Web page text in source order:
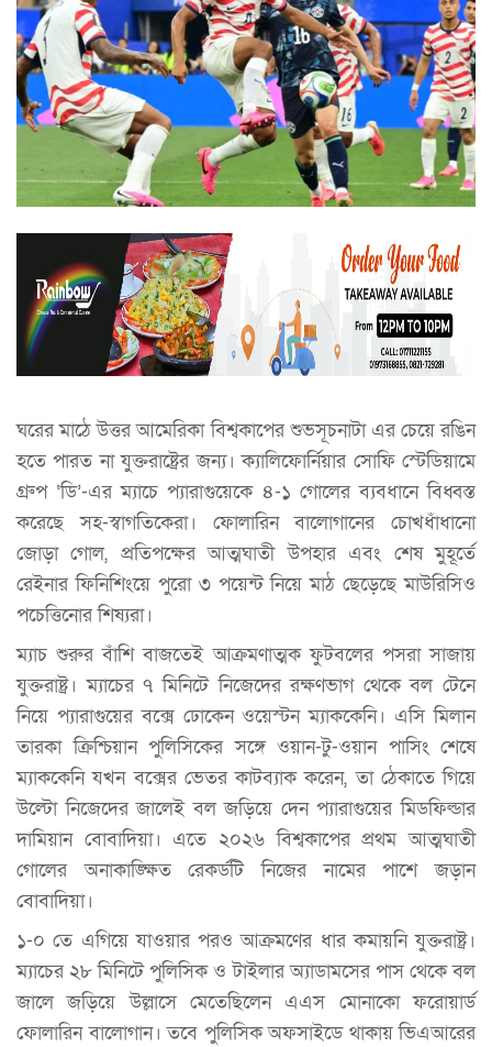
ঘরের মাঠে উত্তর আমেরিকা বিশ্বকাপের শুভসূচনাটা এর চেয়ে রঙিন
হতে পারত না যুক্তরাষ্ট্রের জন্য। ক্যালিফোর্নিয়ার সোফি স্টেডিয়ামে
গ্রুপ ‘ডি’-এর ম্যাচে প্যারাগুয়েকে ৪-১ গোলের ব্যবধানে বিধ্বস্ত
করেছে সহ-স্বাগতিকেরা। ফোলারিন বালোগানের চোখধাঁধানো
জোড়া গোল, প্রতিপক্ষের আত্মঘাতী উপহার এবং শেষ মুহূর্তে
রেইনার ফিনিশিংয়ে পুরো ৩ পয়েন্ট নিয়ে মাঠ ছেড়েছে মাউরিসিও
পচেত্তিনোর শিষ্যরা।
ম্যাচ শুরুর বাঁশি বাজতেই আক্রমণাত্মক ফুটবলের পসরা সাজায়
যুক্তরাষ্ট্র। ম্যাচের ৭ মিনিটে নিজেদের রক্ষণভাগ থেকে বল টেনে
নিয়ে প্যারাগুয়ের বক্সে ঢোকেন ওয়েস্টন ম্যাককেনি। এসি মিলান
তারকা ক্রিশ্চিয়ান পুলিসিকের সঙ্গে ওয়ান-টু-ওয়ান পাসিং শেষে
ম্যাককেনি যখন বক্সের ভেতর কাটব্যাক করেন, তা ঠেকাতে গিয়ে
উল্টো নিজেদের জালেই বল জড়িয়ে দেন প্যারাগুয়ের মিডফিল্ডার
দামিয়ান বোবাদিয়া। এতে ২০২৬ বিশ্বকাপের প্রথম আত্মঘাতী
গোলের অনাকাঙ্ক্ষিত রেকর্ডটি নিজের নামের পাশে জড়ান
বোবাদিয়া।
১-০ তে এগিয়ে যাওয়ার পরও আক্রমণের ধার কমায়নি যুক্তরাষ্ট্র।
ম্যাচের ২৮ মিনিটে পুলিসিক ও টাইলার অ্যাডামসের পাস থেকে বল
জালে জড়িয়ে উল্লাসে মেতেছিলেন এএস মোনাকো ফরোয়ার্ড
ফোলারিন বালোগান। তবে পুলিসিক অফসাইডে থাকায় ভিএআরের